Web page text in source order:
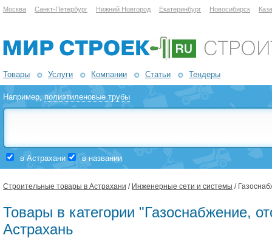
Москва Санкт-Петербург Нижний Новгород Екатеринбург Новосибирск
Товары Услуги Компании Статьи Тендеры
Например,полиэтиленовые трубы
в Астрахани в названии
Строительные товары в Астрахани / Инженерные сети и системы /
Товары в категории "Газоснабжение,
Астрахань